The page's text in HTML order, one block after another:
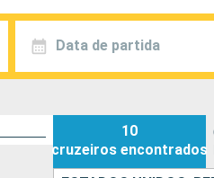
Data de partida
10
cruzeiros encontrados